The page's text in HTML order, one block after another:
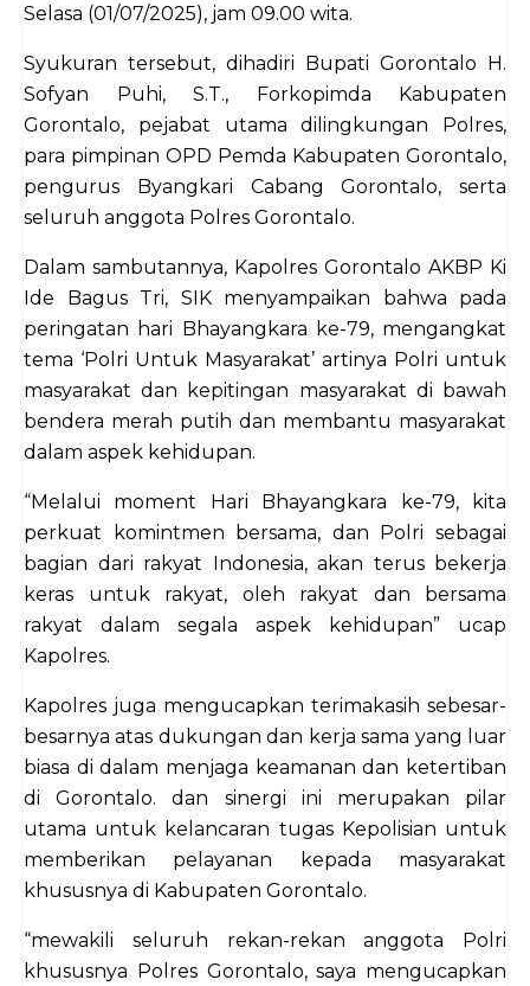
Selasa (01/07/2025), jam 09.00 wita.
Syukuran tersebut, dihadiri Bupati Gorontalo H.
Sofyan Puhi, S.T., Forkopimda Kabupaten
Gorontalo, pejabat utama dilingkungan Polres,
para pimpinan OPD Pemda Kabupaten Gorontalo,
pengurus Byangkari Cabang Gorontalo, serta
seluruh anggota Polres Gorontalo.
Dalam sambutannya, Kapolres Gorontalo AKBP Ki
Ide Bagus Tri, SIK menyampaikan bahwa pada
peringatan hari Bhayangkara ke-79, mengangkat
tema ‘Polri Untuk Masyarakat’ artinya Polri untuk
masyarakat dan kepitingan masyarakat di bawah
bendera merah putih dan membantu masyarakat
dalam aspek kehidupan.
“Melalui moment Hari Bhayangkara ke-79, kita
perkuat komintmen bersama, dan Polri sebagai
bagian dari rakyat Indonesia, akan terus bekerja
keras untuk rakyat, oleh rakyat dan bersama
rakyat dalam segala aspek kehidupan” ucap
Kapolres.
Kapolres juga mengucapkan terimakasih sebesar-
besarnya atas dukungan dan kerja sama yang luar
biasa di dalam menjaga keamanan dan ketertiban
di Gorontalo. dan sinergi ini merupakan pilar
utama untuk kelancaran tugas Kepolisian untuk
memberikan pelayanan kepada masyarakat
khususnya di Kabupaten Gorontalo.
“mewakili seluruh rekan-rekan anggota Polri
khususnya Polres Gorontalo, saya mengucapkan